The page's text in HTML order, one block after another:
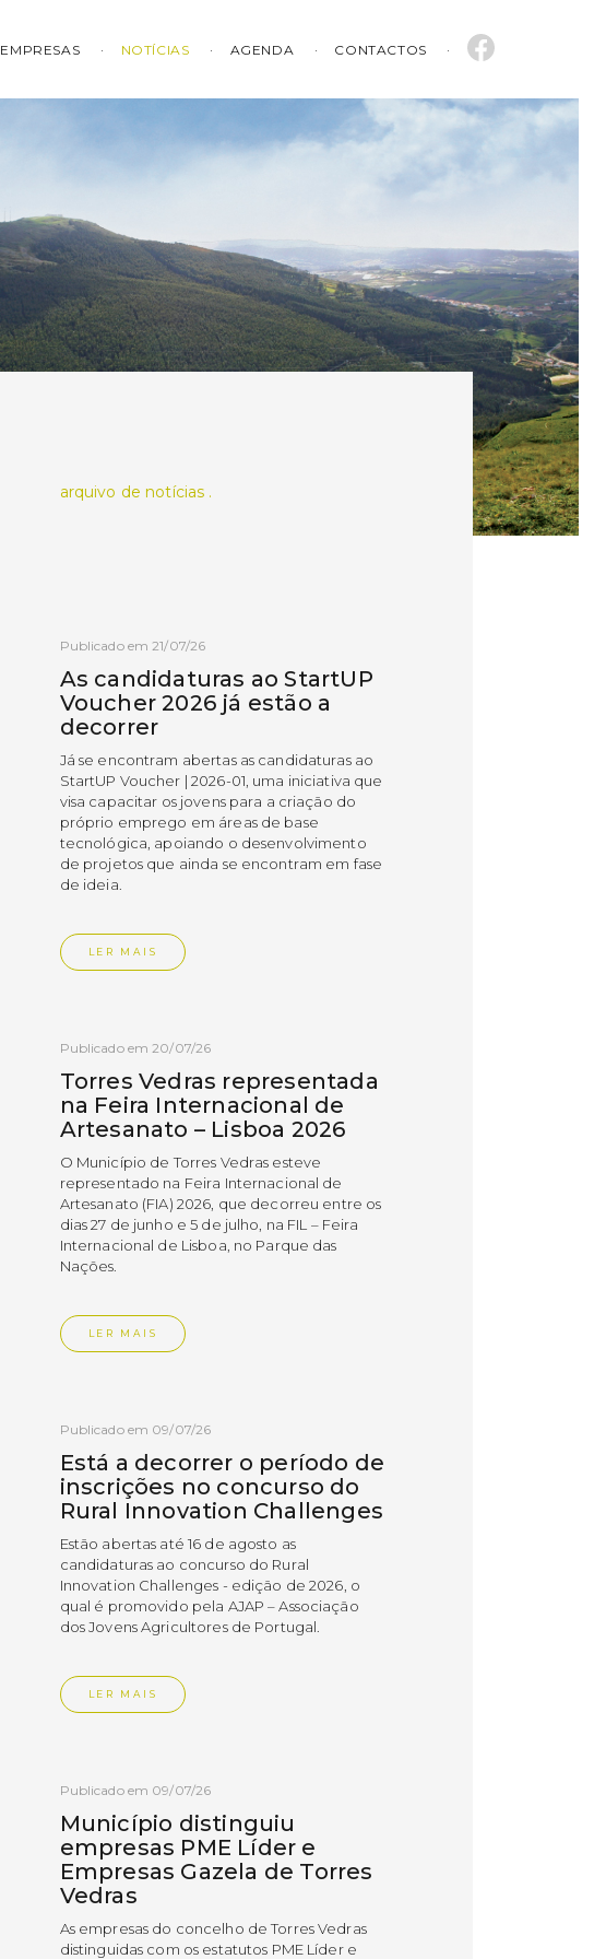
EMPRESAS NOTÍCIAS AGENDA CONTACTOS
arquivo de notícias .
Publicado em 21/07/26
As candidaturas ao StartUP
Voucher 2026 já estão a
decorrer
Já se encontram abertas as candidaturas ao
StartUP Voucher | 2026-01, uma iniciativa que
visa capacitar os jovens para a criação do
próprio emprego em áreas de base
tecnológica, apoiando o desenvolvimento
de projetos que ainda se encontram em fase
de ideia.
LER MAIS
Publicado em 20/07/26
Torres Vedras representada
na Feira Internacional de
Artesanato – Lisboa 2026
O Município de Torres Vedras esteve
representado na Feira Internacional de
Artesanato (FIA) 2026, que decorreu entre os
dias 27 de junho e 5 de julho, na FIL – Feira
Internacional de Lisboa, no Parque das
Nações.
LER MAIS
Publicado em 09/07/26
Está a decorrer o período de
inscrições no concurso do
Rural Innovation Challenges
Estão abertas até 16 de agosto as
candidaturas ao concurso do Rural
Innovation Challenges - edição de 2026, o
qual é promovido pela AJAP – Associação
dos Jovens Agricultores de Portugal.
LER MAIS
Publicado em 09/07/26
Município distinguiu
empresas PME Líder e
Empresas Gazela de Torres
Vedras
As empresas do concelho de Torres Vedras
distinguidas com os estatutos PME Líder e